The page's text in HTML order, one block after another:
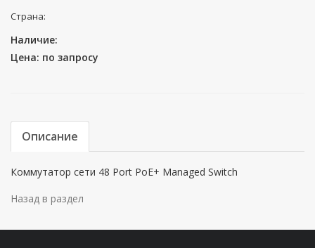
Страна:
Наличие:
Цена: по запросу
Описание
Коммутатор сети 48 Port PoE+ Managed Switch
Назад в раздел